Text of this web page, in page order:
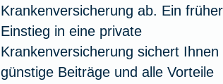
Krankenversicherung ab. Ein früher
Einstieg in eine private
Krankenversicherung sichert Ihnen
günstige Beiträge und alle Vorteile